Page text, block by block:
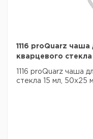
1116 proQuarz
кварцевого стекла
1116 proQuarz чаша
стекла 15 мл, 50x25